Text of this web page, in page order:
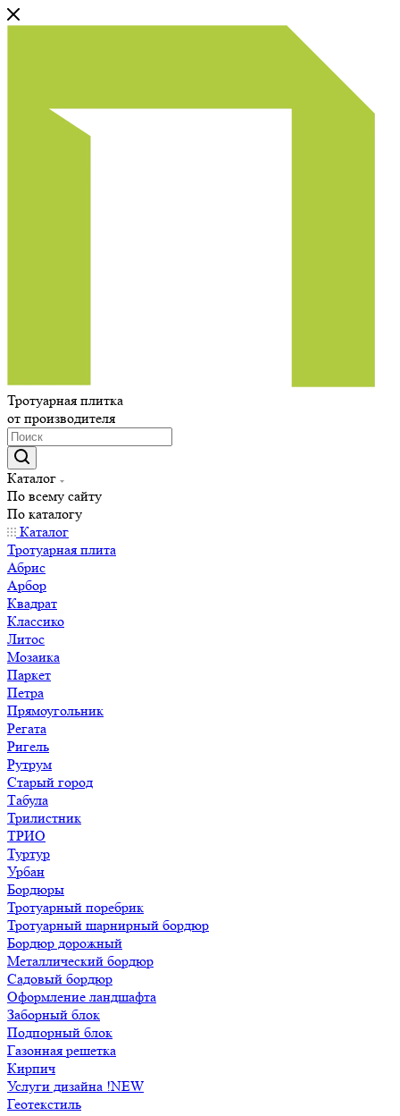
Тротуарная плитка
от производителя
Каталог
По всему сайту
По каталогу
Каталог
Тротуарная плита
Абрис
Арбор
Квадрат
Классико
Литос
Мозаика
Паркет
Петра
Прямоугольник
Регата
Ригель
Рутрум
Старый город
Табула
Трилистник
ТРИО
Туртур
Урбан
Бордюры
Тротуарный поребрик
Тротуарный шарнирный бордюр
Бордюр дорожный
Металлический бордюр
Садовый бордюр
Оформление ландшафта
Заборный блок
Подпорный блок
Газонная решетка
Кирпич
Услуги дизайна !NEW
Геотекстиль